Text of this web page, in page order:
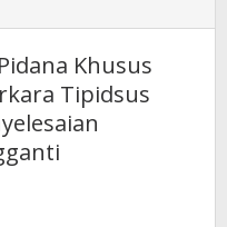
Khusus
Tipidsus